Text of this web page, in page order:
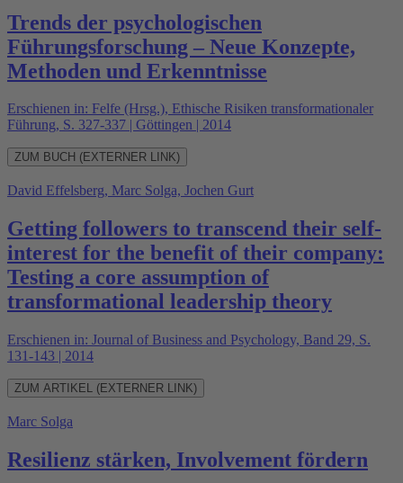
Trends der psychologischen
Führungsforschung – Neue Konzepte,
Methoden und Erkenntnisse
Erschienen in: Felfe (Hrsg.), Ethische Risiken transformationaler
Führung, S. 327-337 | Göttingen | 2014
ZUM BUCH (EXTERNER LINK)
David Effelsberg, Marc Solga, Jochen Gurt
Getting followers to transcend their self-
interest for the benefit of their company:
Testing a core assumption of
transformational leadership theory
Erschienen in: Journal of Business and Psychology, Band 29, S.
131-143 | 2014
ZUM ARTIKEL (EXTERNER LINK)
Marc Solga
Resilienz stärken, Involvement fördern